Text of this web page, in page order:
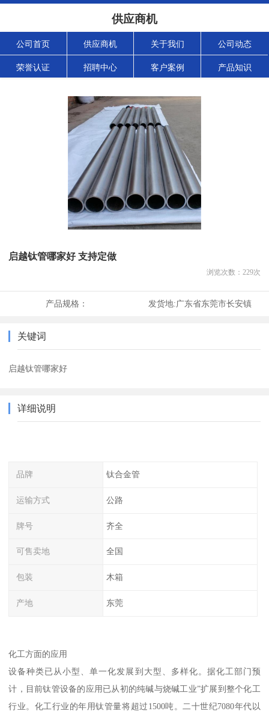
供应商机
公司首页 供应商机 关于我们 公司动态
荣誉认证 招聘中心 客户案例 产品知识
启越钛管哪家好 支持定做
浏览次数： 229次
产品规格： 发货地:广东省东莞市长安镇
关键词
启越钛管哪家好
详细说明
品牌 钛合金管
运输方式 公路
牌号 齐全
可售卖地 全国
包装 木箱
产地 东莞
化工方面的应用
设备种类已从小型、单一化发展到大型、多样化。据化工部门预
计，目前钛管设备的应用已从初的纯碱与烧碱工业”扩展到整个化工
行业。化工行业的年用钛管量将超过1500吨。二十世纪7080年代以